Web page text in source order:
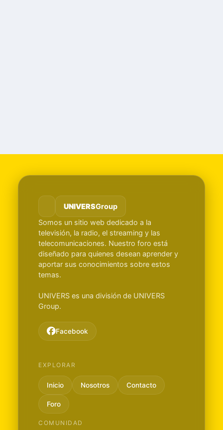
UNIVERSGroup
Somos un sitio web dedicado a la
televisión, la radio, el streaming y las
telecomunicaciones. Nuestro foro está
diseñado para quienes desean aprender y
aportar sus conocimientos sobre estos
temas.
UNIVERS es una división de UNIVERS
Group.
Facebook
EXPLORAR
Inicio Nosotros Contacto
Foro
COMUNIDAD